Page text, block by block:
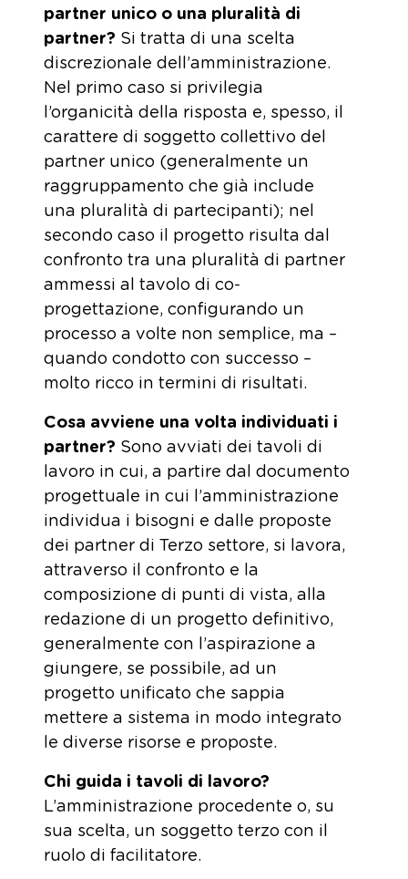
partner unico o una pluralità di
partner? Si tratta di una scelta
discrezionale dell’amministrazione.
Nel primo caso si privilegia
l’organicità della risposta e, spesso, il
carattere di soggetto collettivo del
partner unico (generalmente un
raggruppamento che già include
una pluralità di partecipanti); nel
secondo caso il progetto risulta dal
confronto tra una pluralità di partner
ammessi al tavolo di co-
progettazione, configurando un
processo a volte non semplice, ma –
quando condotto con successo –
molto ricco in termini di risultati.
Cosa avviene una volta individuati i
partner? Sono avviati dei tavoli di
lavoro in cui, a partire dal documento
progettuale in cui l’amministrazione
individua i bisogni e dalle proposte
dei partner di Terzo settore, si lavora,
attraverso il confronto e la
composizione di punti di vista, alla
redazione di un progetto definitivo,
generalmente con l’aspirazione a
giungere, se possibile, ad un
progetto unificato che sappia
mettere a sistema in modo integrato
le diverse risorse e proposte.
Chi guida i tavoli di lavoro?
L’amministrazione procedente o, su
sua scelta, un soggetto terzo con il
ruolo di facilitatore.